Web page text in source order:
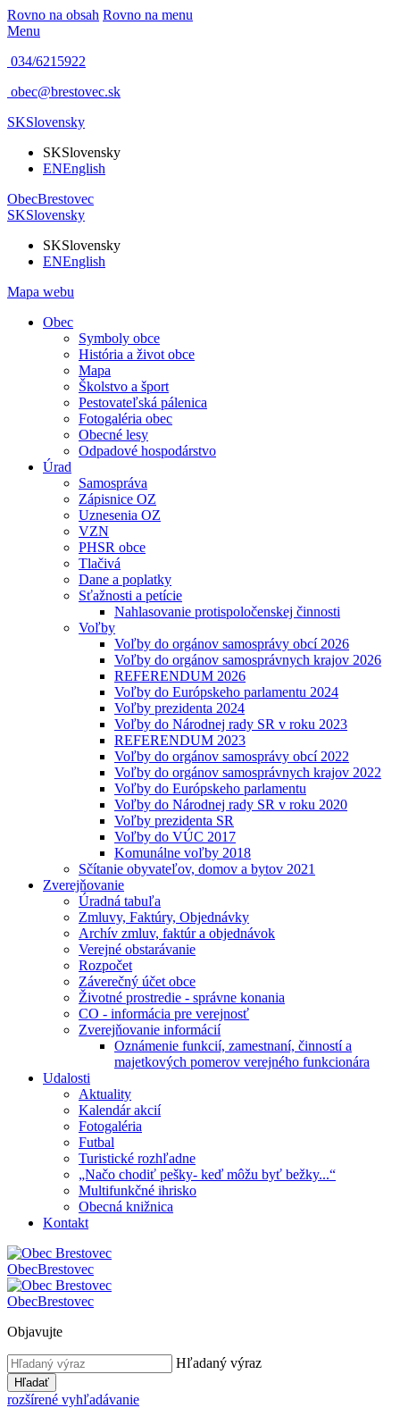
Rovno na obsah Rovno na menu
Menu
034/6215922
obec@brestovec.sk
SKSlovensky
SKSlovensky
ENEnglish
ObecBrestovec
SKSlovensky
SKSlovensky
ENEnglish
Mapa webu
Obec
Symboly obce
História a život obce
Mapa
Školstvo a šport
Pestovateľská pálenica
Fotogaléria obec
Obecné lesy
Odpadové hospodárstvo
Úrad
Samospráva
Zápisnice OZ
Uznesenia OZ
VZN
PHSR obce
Tlačivá
Dane a poplatky
Sťažnosti a petície
Nahlasovanie protispoločenskej činnosti
Voľby
Voľby do orgánov samosprávy obcí 2026
Voľby do orgánov samosprávnych krajov 2026
REFERENDUM 2026
Voľby do Európskeho parlamentu 2024
Voľby prezidenta 2024
Voľby do Národnej rady SR v roku 2023
REFERENDUM 2023
Voľby do orgánov samosprávy obcí 2022
Voľby do orgánov samosprávnych krajov 2022
Voľby do Európskeho parlamentu
Voľby do Národnej rady SR v roku 2020
Voľby prezidenta SR
Voľby do VÚC 2017
Komunálne voľby 2018
Sčítanie obyvateľov, domov a bytov 2021
Zverejňovanie
Úradná tabuľa
Zmluvy, Faktúry, Objednávky
Archív zmluv, faktúr a objednávok
Verejné obstarávanie
Rozpočet
Záverečný účet obce
Životné prostredie - správne konania
CO - informácia pre verejnosť
Zverejňovanie informácií
Oznámenie funkcií, zamestnaní, činností a
majetkových pomerov verejného funkcionára
Udalosti
Aktuality
Kalendár akcií
Fotogaléria
Futbal
Turistické rozhľadne
„Načo chodiť pešky- keď môžu byť bežky...“
Multifunkčné ihrisko
Obecná knižnica
Kontakt
ObecBrestovec
ObecBrestovec
Objavujte
Hľadaný výraz
Hľadať
rozšírené vyhľadávanie